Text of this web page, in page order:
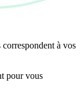
à vos
pour vous